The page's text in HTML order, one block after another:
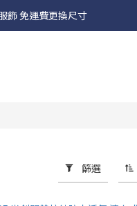
飾 免運費更換尺寸
篩選